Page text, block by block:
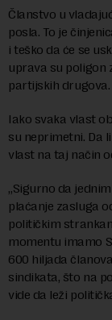
Članstvo u
posla. To je
i teško da će se
uprava su poligon
partijskih drugova.
Iako svaka vlast
su neprimetni. Da
vlast na taj način
„Sigurno da
plaćanje zasluga
političkim
momentu imamo
600 hiljada
sindikata, što na
vide da leži